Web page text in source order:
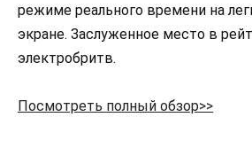
режиме реального времени на
экране. Заслуженное место в
электробритв.
Посмотреть полный обзор>>